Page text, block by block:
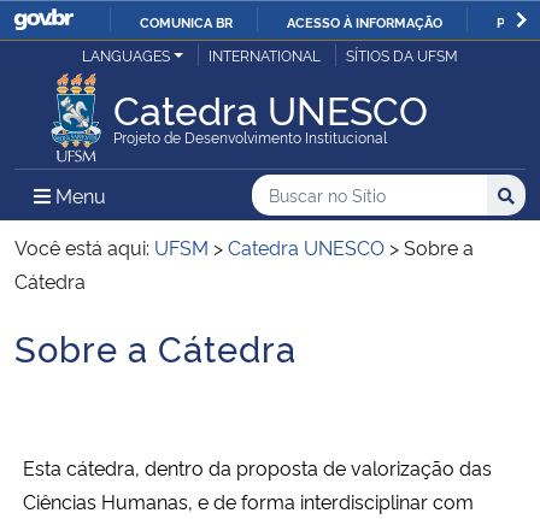
IR
O
COMUNICA BR ACESSO À INFORMAÇÃO
Ministério da Justiça e Segurança Pública
Ministério da Defesa
Ministério das Relações Exteriores
Ministério da Infraestrutura
Ministério da Educação
LANGUAGES INTERNATIONAL SÍTIOS DA UFSM
Catedra UNESCO
Projeto de Desenvolvimento Institucional
Menu Menu Principal do Sítio
Busca
Buscar no no Sítio
Busca:
Você está aqui: UFSM >Catedra UNESCO >Sobre a
Cátedra
Início do conteúdo
Sobre a Cátedra
Esta cátedra, dentro da proposta de valorização das
Ciências Humanas, e de forma interdisciplinar com